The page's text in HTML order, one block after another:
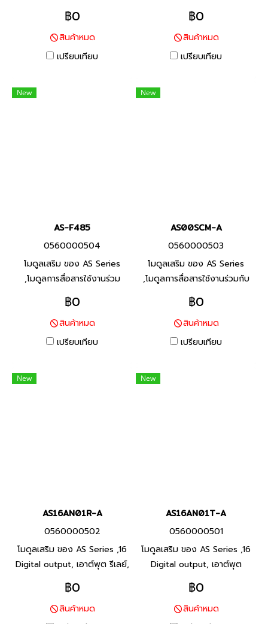
Product P/N: DVP50MC11T-
06 I/O Points 16/8,
Program Capacity 20M,
Built-in RS-232, RS-485
แบรนด์ เดลต้า สินค้าแบรนด์
฿0
สินค้าหมด
เปรียบเทียบ
Product P/N: AX-
308EA0MA1T I/O Points
16/8, Program Capacity 8
MB, Built-in USB, RS232, RS-
สินค้าแบรนด์ ไต้หวัน
฿0
สินค้าหมด
เปรียบเทียบ
New
AS-F485
0560000504
โมดูลเสริม ของ AS Series
,โมดูลการสื่อสารใช้งานร่วม
กับAS00SCM-A, Product
P/N: AS00SCM-A พีแอลซี
แบรนด์ เดลต้า สินค้าแบรนด์
ไต้หวัน
฿0
สินค้าหมด
เปรียบเทียบ
New
AS00SCM-A
0560000503
โมดูลเสริม ของ AS Series
,โมดูลการสื่อสารใช้งานร่วมกับ
การสื่อสารแบบซีเรียล AS-F232,
AS-FCOPM, AS-F422, AS-
F485, Product P/N:
AS00SCM-A พีแอลซี แบรนด์
฿0
สินค้าหมด
เปรียบเทียบ
New
AS16AN01R-A
0560000502
โมดูลเสริม ของ AS Series ,16
Digital output, เอาต์พุต รีเลย์,
Product P/N: AS16AN01R-A
พีแอลซี แบรนด์ เดลต้า สินค้า
แบรนด์ ไต้หวัน
฿0
สินค้าหมด
New
AS16AN01T-A
0560000501
โมดูลเสริม ของ AS Series ,16
Digital output, เอาต์พุต
ทรานซิสเตอร์ NPN, Product
P/N: AS16AN01T-A พีแอลซี
แบรนด์ เดลต้า สินค้าแบรนด์
฿0
สินค้าหมด